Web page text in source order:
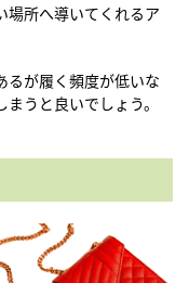
場所へ導いてくれるア
るが履く頻度が低いな
うと良いでしょう。